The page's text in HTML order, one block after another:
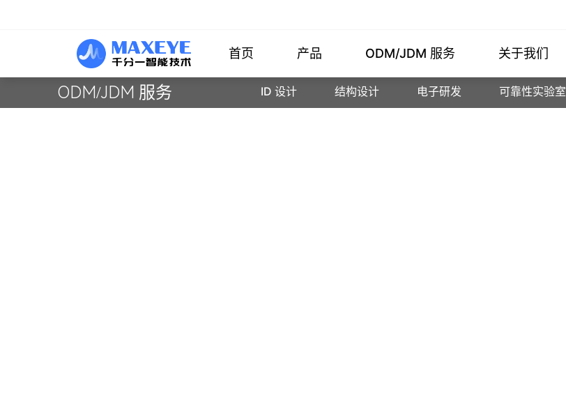
首页 产品 ODM/JDM 服务 关于我们
ODM/JDM 服务 ID 设计 结构设计 电子研发 可靠性实验室